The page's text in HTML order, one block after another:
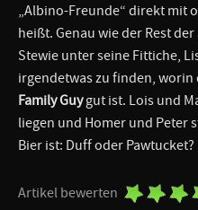
„Albino-Freunde“ direkt mit
heißt. Genau wie der Rest der
Stewie unter seine Fittiche,
irgendetwas zu finden,
Family Guygut ist. Lois und
liegen und Homer und Peter
Bier ist: Duff oder Pawtucket?
Artikel bewerten